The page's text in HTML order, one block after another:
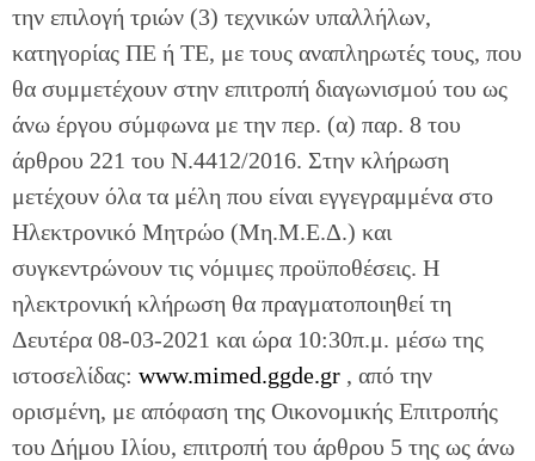
την επιλογή τριών (3) τεχνικών υπαλλήλων,
κατηγορίας ΠΕ ή TE, με τους αναπληρωτές τους, που
θα συμμετέχουν στην επιτροπή διαγωνισμού του ως
άνω έργου σύμφωνα με την περ. (α) παρ. 8 του
άρθρου 221 του Ν.4412/2016. Στην κλήρωση
μετέχουν όλα τα μέλη που είναι εγγεγραμμένα στο
Ηλεκτρονικό Μητρώο (Μη.Μ.Ε.Δ.) και
συγκεντρώνουν τις νόμιμες προϋποθέσεις. Η
ηλεκτρονική κλήρωση θα πραγματοποιηθεί τη
Δευτέρα 08-03-2021 και ώρα 10:30π.μ. μέσω της
ιστοσελίδας: www.mimed.ggde.gr , από την
ορισμένη, με απόφαση της Οικονομικής Επιτροπής
του Δήμου Ιλίου, επιτροπή του άρθρου 5 της ως άνω